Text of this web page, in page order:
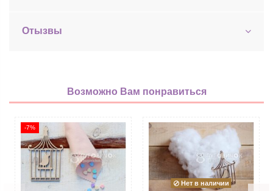
Отызвы
Возможно Вам понравиться
-7%
Нет в наличии